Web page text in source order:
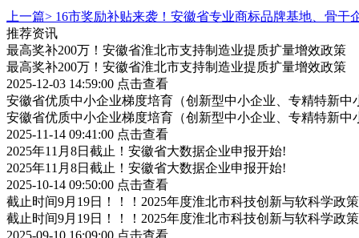
上一篇> 16市奖励补贴来袭！安徽省专业商标品牌基地、骨干
推荐资讯
最高奖补200万！安徽省淮北市支持制造业提质扩量增效政策
最高奖补200万！安徽省淮北市支持制造业提质扩量增效政策
2025-12-03 14:59:00 点击查看
安徽省优质中小企业梯度培育（创新型中小企业、专精特新中
安徽省优质中小企业梯度培育（创新型中小企业、专精特新中
2025-11-14 09:41:00 点击查看
2025年11月8日截止！安徽省大数据企业申报开始!
2025年11月8日截止！安徽省大数据企业申报开始!
2025-10-14 09:50:00 点击查看
截止时间9月19日！！！2025年度淮北市科技创新与软科学
截止时间9月19日！！！2025年度淮北市科技创新与软科学
2025-09-10 16:09:00 点击查看